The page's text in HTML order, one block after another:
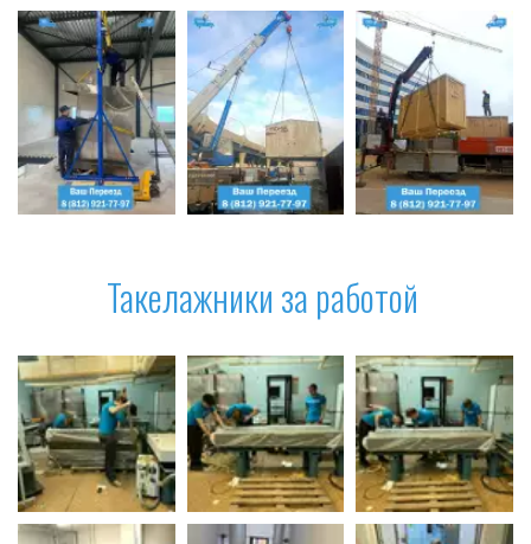
Такелажники за работой